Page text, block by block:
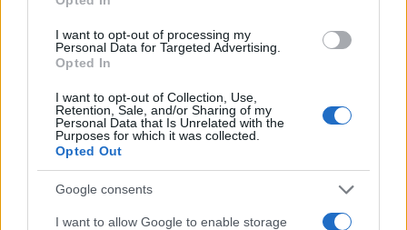
I want to opt-out of processing my
Personal Data for Targeted Advertising.
Opted In
I want to opt-out of Collection, Use,
Retention, Sale, and/or Sharing of my
Personal Data that Is Unrelated with the
Purposes for which it was collected.
Opted Out
Google consents
I want to allow Google to enable storage